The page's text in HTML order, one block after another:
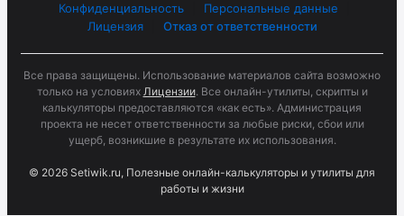
Конфиденциальность
Персональные данные
Лицензия
Отказ от ответственности
Все права защищены. Использование материалов сайта возможно
только на условиях Лицензии. Все онлайн-утилиты, скрипты и
калькуляторы предоставляются «как есть». Администрация
проекта не несет ответственности за любые риски, сбои или
ущерб, возникшие в результате их использования.
© 2026 Setiwik.ru, Полезные онлайн-калькуляторы и утилиты для
работы и жизни